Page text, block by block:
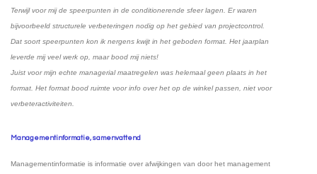
Terwijl voor mij de speerpunten in de conditionerende sfeer lagen. Er waren
bijvoorbeeld structurele verbeteringen nodig op het gebied van projectcontrol.
Dat soort speerpunten kon ik nergens kwijt in het geboden format. Het jaarplan
leverde mij veel werk op, maar bood mij niets!
Juist voor mijn echte managerial maatregelen was helemaal geen plaats in het
format. Het format bood ruimte voor info over het op de winkel passen, niet voor
verbeteractiviteiten.
Managementinformatie, samenvattend
Managementinformatie is informatie over afwijkingen van door het management